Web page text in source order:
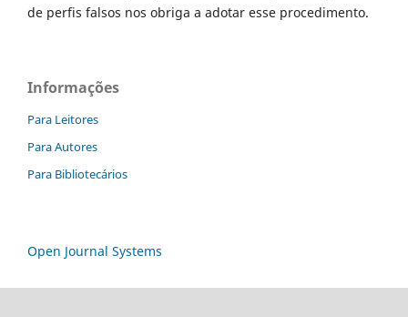
de perfis falsos nos obriga a adotar esse procedimento.
Informações
Para Leitores
Para Autores
Para Bibliotecários
Open Journal Systems